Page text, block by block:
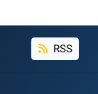
RSS